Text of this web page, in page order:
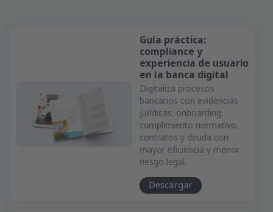
Guía práctica:
compliance y
experiencia de usuario
en la banca digital
Digitaliza procesos
bancarios con evidencias
jurídicas: onboarding,
cumplimiento normativo,
contratos y deuda con
mayor eficiencia y menor
riesgo legal.
Descargar